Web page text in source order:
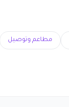
مطاعم وتوصيل